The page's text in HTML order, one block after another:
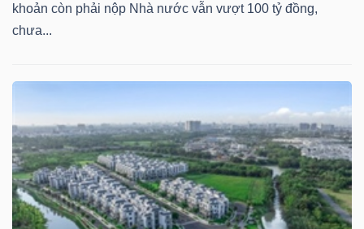
khoản còn phải nộp Nhà nước vẫn vượt 100 tỷ đồng,
chưa...
YẾU
SÓC
SỨC
KHỎE